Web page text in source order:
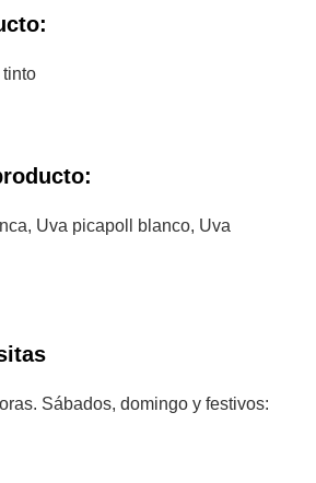
Uva picapoll blanco, Uva
Sábados, domingo y festivos: